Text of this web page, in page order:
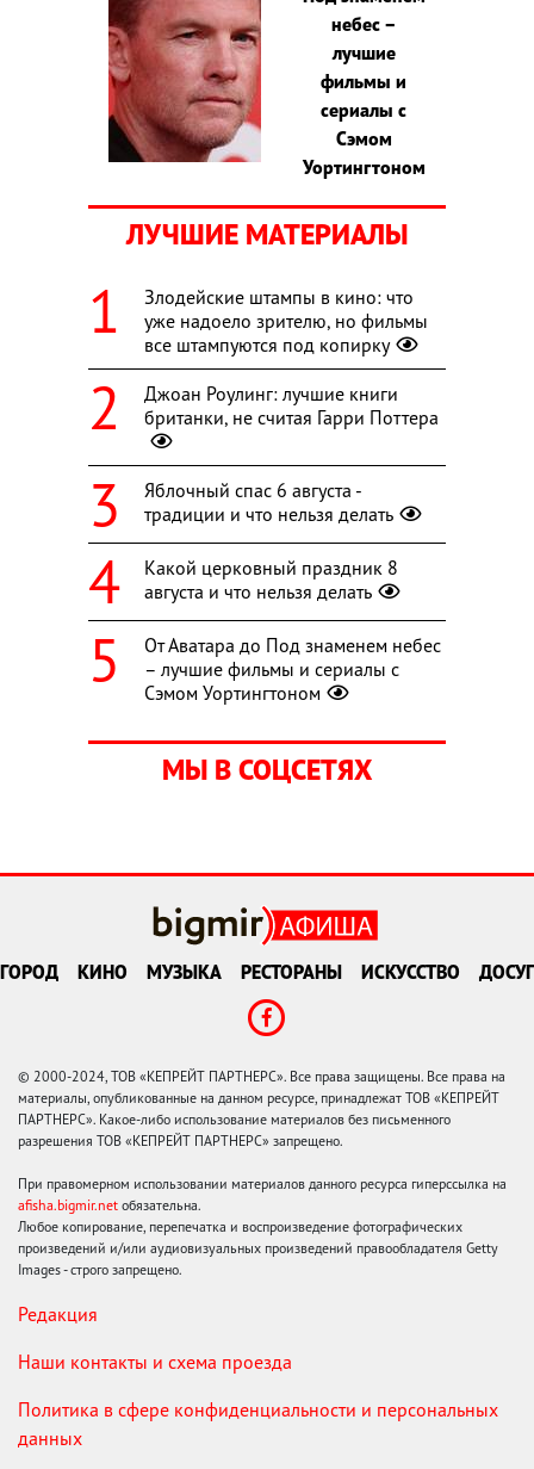
небес –
лучшие
фильмы и
сериалы с
Сэмом
Уортингтоном
ЛУЧШИЕ МАТЕРИАЛЫ
Злодейские штампы в кино: что
уже надоело зрителю, но фильмы
все штампуются под копирку
Джоан Роулинг: лучшие книги
британки, не считая Гарри Поттера
Яблочный спас 6 августа -
традиции и что нельзя делать
Какой церковный праздник 8
августа и что нельзя делать
От Аватара до Под знаменем небес
– лучшие фильмы и сериалы с
Сэмом Уортингтоном
МЫ В СОЦСЕТЯХ
ГОРОД КИНО МУЗЫКА РЕСТОРАНЫ ИСКУССТВО ДОСУГ
© 2000-2024, ТОВ «КЕПРЕЙТ ПАРТНЕРС». Все права защищены. Все права на
материалы, опубликованные на данном ресурсе, принадлежат ТОВ «КЕПРЕЙТ
ПАРТНЕРС». Какое-либо использование материалов без письменного
разрешения ТОВ «КЕПРЕЙТ ПАРТНЕРС» запрещено.
При правомерном использовании материалов данного ресурса гиперссылка на
afisha.bigmir.net обязательна.
Любое копирование, перепечатка и воспроизведение фотографических
произведений и/или аудиовизуальных произведений правообладателя Getty
Images - строго запрещено.
Редакция
Наши контакты и схема проезда
Политика в сфере конфиденциальности и персональных
данных